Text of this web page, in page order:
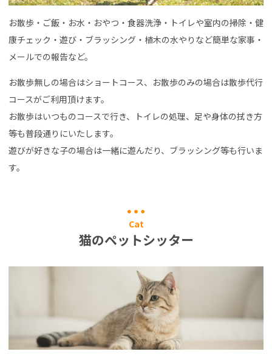
お散歩・ご飯・お水・おやつ・食器洗浄・トイレや室内の掃除・健
康チェック・遊び・ブラッシング・植木の水やりなど簡単な家事・
メールでの報告など。
お散歩無しの場合はショートコース、お散歩のみの場合は散歩代行
コースがご利用頂けます。
お散歩はいつものコースで行き、トイレの処理、足や身体の拭き方
等も普段通りにいたします。
遊びが好きな子の場合は一緒に遊んだり、ブラッシング等も行いま
す。
Cat
猫のペットシッター